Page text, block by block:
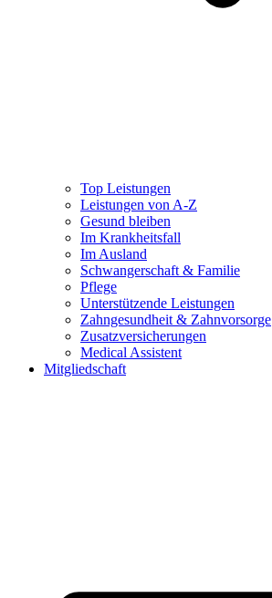
Top Leistungen
Leistungen von A-Z
Gesund bleiben
Im Krankheitsfall
Im Ausland
Schwangerschaft & Familie
Pflege
Unterstützende Leistungen
Zahngesundheit & Zahnvorsorge
Zusatzversicherungen
Medical Assistent
Mitgliedschaft